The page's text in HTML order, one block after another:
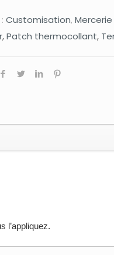
Customisation,Mercerie
,Patch thermocollant,
l’appliquez.